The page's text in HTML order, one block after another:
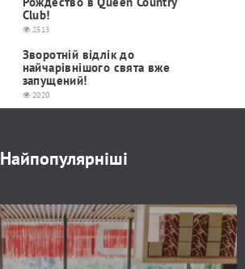
Club!
2513
Зворотній відлік до
найчарівнішого свята вже
запущений!
2020
Найпопулярніші